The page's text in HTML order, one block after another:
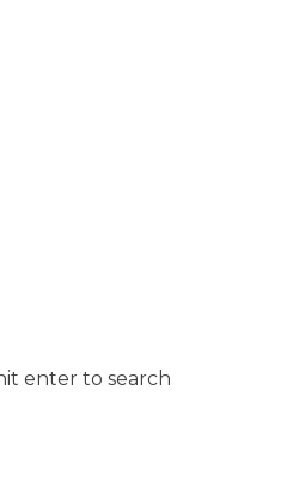
enter to search